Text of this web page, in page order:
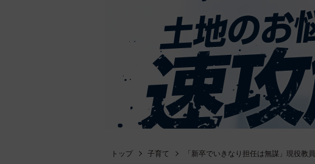
トップ 子育て 「新卒でいきなり担任は無謀」現役